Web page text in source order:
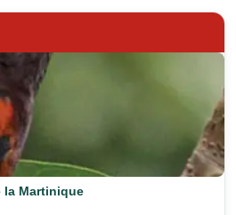
la Martinique